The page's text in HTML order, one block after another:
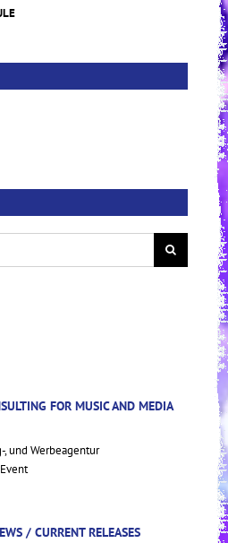
FOR MUSIC AND MEDIA
und Werbeagentur
/ CURRENT RELEASES